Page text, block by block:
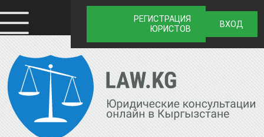
РЕГИСТРАЦИЯ
ЮРИСТОВ
ВХОД